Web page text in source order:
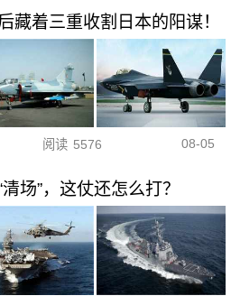
藏着三重收割日本的阳谋！
阅读 5576 08-05
场”，这仗还怎么打？